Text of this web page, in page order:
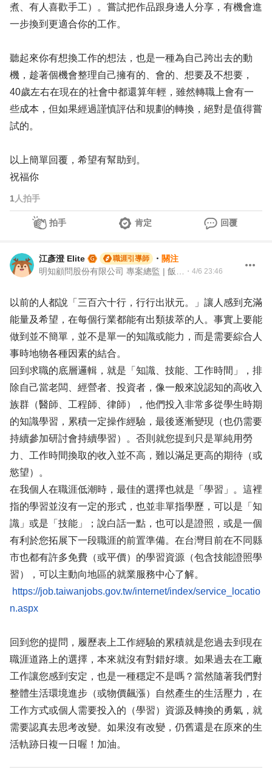
煮、有人喜歡手工）。嘗試把作品跟身邊人分享，有機會進
一步換到更適合你的工作。
聽起來你有想換工作的想法，也是一種為自己跨出去的動
機，趁著個機會整理自己擁有的、會的、想要及不想要，
40歲左右在現在的社會中都還算年輕，雖然轉職上會有一
些成本，但如果經過謹慎評估和規劃的轉換，絕對是值得嘗
試的。
以上簡單回覆，希望有幫助到。
祝福你
1 人拍手
拍手 肯定 回覆
江彥澄 Elite 職涯引導師 ・ 關注
・ 4/6 23:46
以前的人都說「三百六十行，行行出狀元。」讓人感到充滿
能量及希望，在每個行業都能有出類拔萃的人。事實上要能
做到並不簡單，並不是單一的知識或能力，而是需要綜合人
事時地物各種因素的結合。
回到求職的底層邏輯，就是「知識、技能、工作時間」，排
除自己當老闆、經營者、投資者，像一般來說認知的高收入
族群（醫師、工程師、律師），他們投入非常多從學生時期
的知識學習，累積一定操作經驗，最後逐漸變現（也仍需要
持續參加研討會持續學習）。否則就您提到只是單純用勞
力、工作時間換取的收入並不高，難以滿足更高的期待（或
慾望）。
在我個人在職涯低潮時，最佳的選擇也就是「學習」。這裡
指的學習並沒有一定的形式，也並非單指學歷，可以是「知
識」或是「技能」；說白話一點，也可以是證照，或是一個
有利於您拓展下一段職涯的前置準備。在台灣目前在不同縣
市也都有許多免費（或平價）的學習資源（包含技能證照學
習），可以主動向地區的就業服務中心了解。
https://job.taiwanjobs.gov.tw/internet/index/service_locatio
n.aspx
回到您的提問，履歷表上工作經驗的累積就是您過去到現在
職涯道路上的選擇，本來就沒有對錯好壞。如果過去在工廠
工作讓您感到安定，也是一種穩定不是嗎？當然隨著我們對
整體生活環境進步（或物價飆漲）自然產生的生活壓力，在
工作方式或個人需要投入的（學習）資源及轉換的勇氣，就
需要認真去思考改變。如果沒有改變，仍舊還是在原來的生
活軌跡日複一日喔！加油。